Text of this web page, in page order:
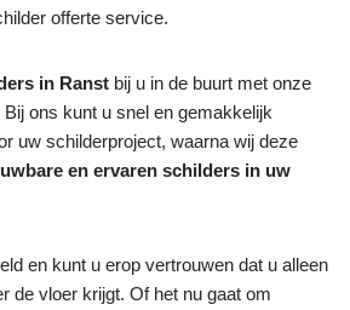
offerte service.
in Ranst bij u in de buurt met onze
Bij ons kunt u snel en gemakkelijk
uw schilderproject, waarna wij deze
en ervaren schilders in uw
en kunt u erop vertrouwen dat u alleen
de vloer krijgt. Of het nu gaat om